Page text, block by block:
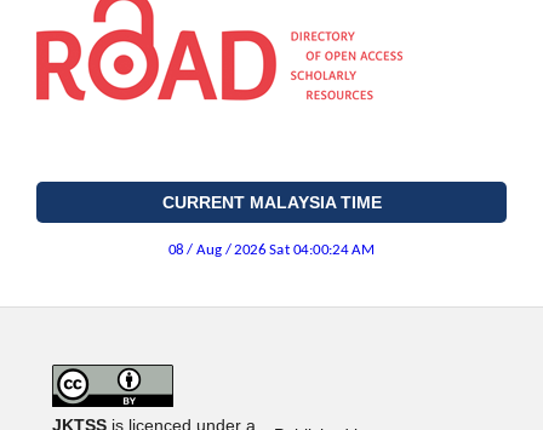
CURRENT MALAYSIA TIME
JKTSSis licenced under a